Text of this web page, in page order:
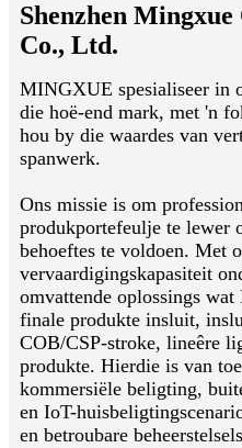
Shenzhen
Co., Ltd.
MINGXUE spesialiseer in
die hoë-end mark, met 'n
hou by die waardes van
spanwerk.
Ons missie is om
produkportefeulje te lewer
behoeftes te voldoen. Met
vervaardigingskapasiteit
omvattende oplossings
finale produkte insluit,
COB/CSP-stroke, lineêre
produkte. Hierdie is van
kommersiële beligting,
en IoT-
en betroubare